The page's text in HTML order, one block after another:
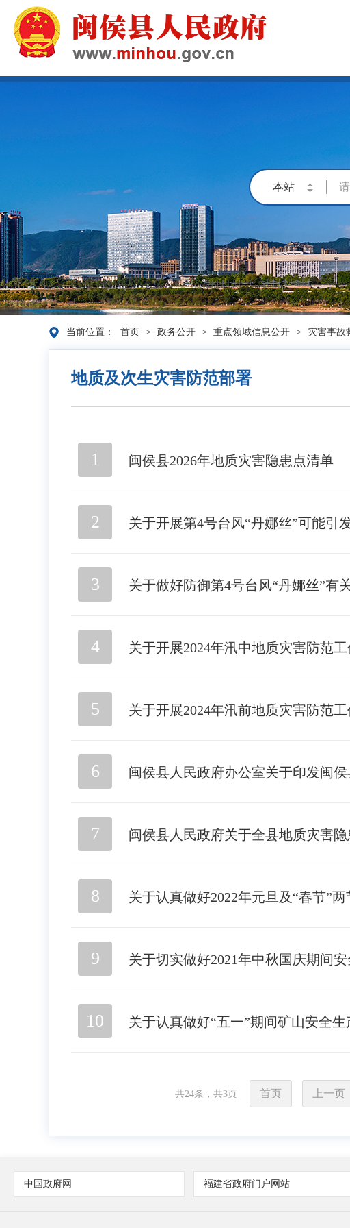
当前位置： 首页 > 政务公开 > 重点领域信息公开 > 灾害事故
地质及次生灾害防范部署
1 闽侯县2026年地质灾害隐患点清单
2 关于开展第4号台风“丹娜丝”可能引
3 关于做好防御第4号台风“丹娜丝”有
4 关于开展2024年汛中地质灾害防范
5 关于开展2024年汛前地质灾害防范
6 闽侯县人民政府办公室关于印发闽
7 闽侯县人民政府关于全县地质灾害
8 关于认真做好2022年元旦及“春节”
9 关于切实做好2021年中秋国庆期间
10 关于认真做好“五一”期间矿山安全
共24条，共3页 首页 上一页
中国政府网 福建省政府门户网站